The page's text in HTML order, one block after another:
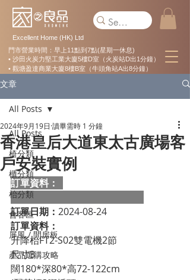
Excellent Home (HK) Ltd
門市營業時間：早上11點到7點(星期一休息)
• 沙田火炭力堅工業大廈5樓D室（火炭站D出1分鐘）
• 觀塘盈達商業大廈8樓B室（牛頭角站A出8分鐘）
文章
All Posts
椅分類
櫃分類
枱分類
會客區
屏風 / 間房板
產品選購攻略
All Posts
香港皇后大道東太古廣場客
戶安裝實例
2024年9月19日 讀畢需時 1 分鐘
訂單資料：
訂單日期： 2024-08-24
訂單資料：
升降枱FT2-S02雙電機2節
尺寸3
闊180*深80*高72-122cm